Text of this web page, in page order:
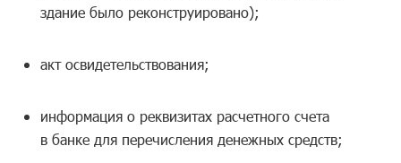
здание было реконструировано);
акт освидетельствования;
информация о реквизитах расчетного счета
в банке для перечисления денежных средств;